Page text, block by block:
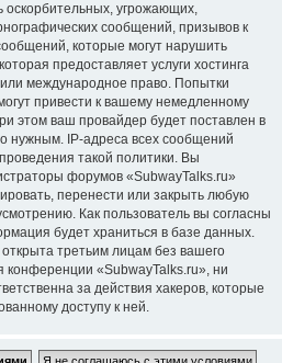
угрожающих,
сообщений, призывов к
которые могут нарушить
предоставляет услуги хостинга
международное право. Попытки
привести к вашему немедленному
этом ваш провайдер будет поставлен в
нужным. IP-адреса всех сообщений
такой политики. Вы
форумов «SubwayTalks.ru»
перенести или закрыть любую
Как пользователь вы согласны
будет храниться в базе данных.
третьим лицам без вашего
«SubwayTalks.ru», ни
за действия хакеров, которые
доступу к ней.